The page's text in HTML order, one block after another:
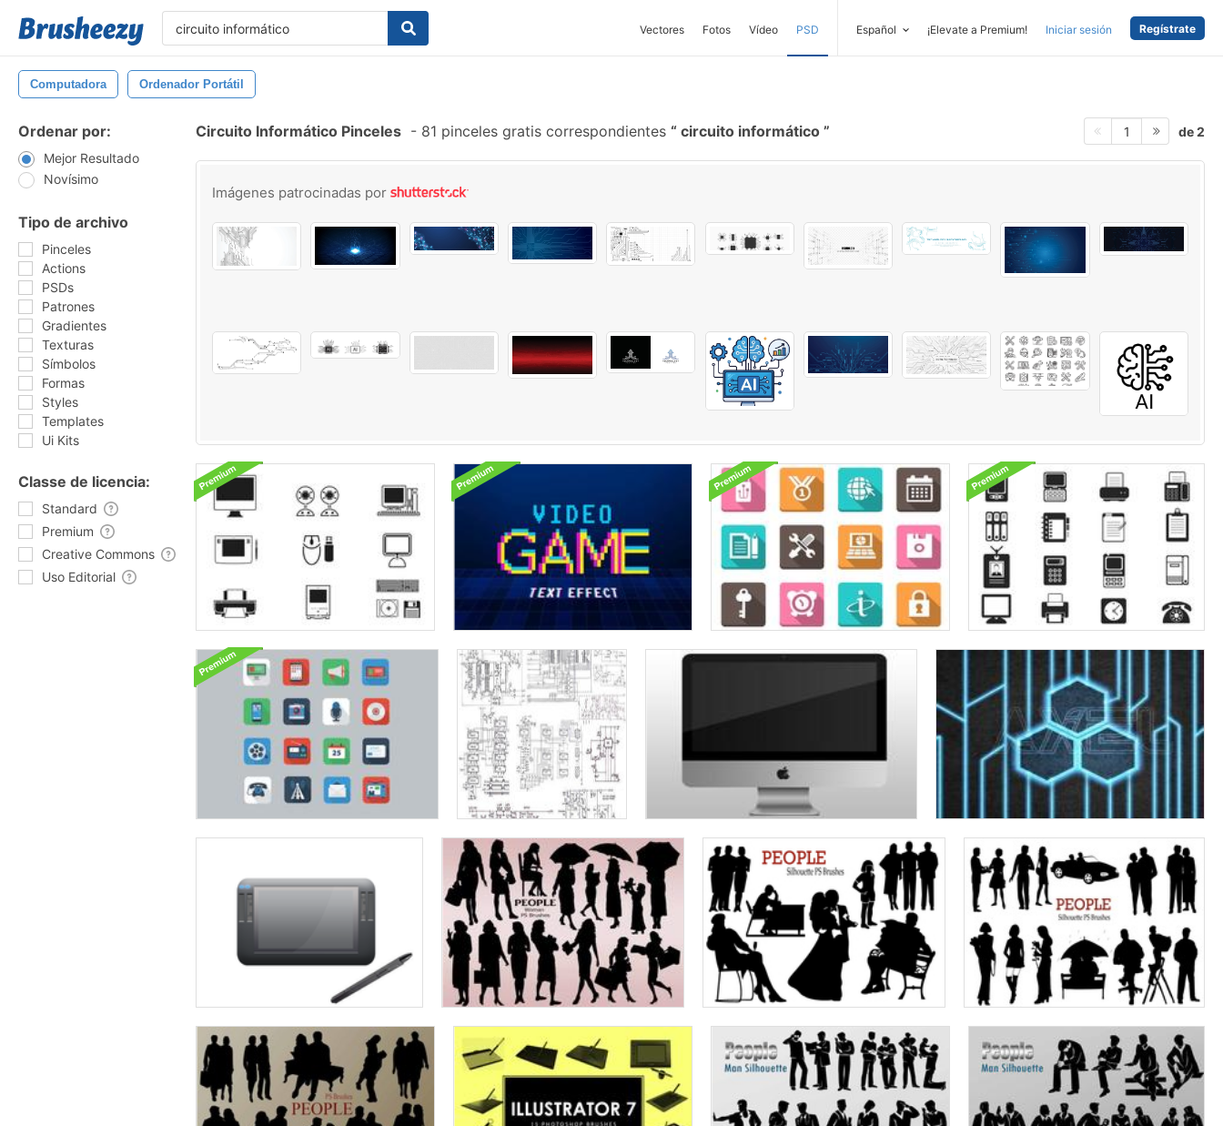
Vectores Fotos Vídeo PSD Español ¡Elevate a Premium! Iniciar sesión Regístrate
Computadora Ordenador Portátil
Ordenar por:
Mejor Resultado
Novísimo
Tipo de archivo
Pinceles
Actions
PSDs
Patrones
Gradientes
Texturas
Símbolos
Formas
Styles
Templates
Ui Kits
Classe de licencia:
Standard
Premium
Creative Commons
Uso Editorial
Circuito Informático Pinceles - 81 pinceles gratis correspondientes circuito informático 1 de 2
Imágenes patrocinadas por